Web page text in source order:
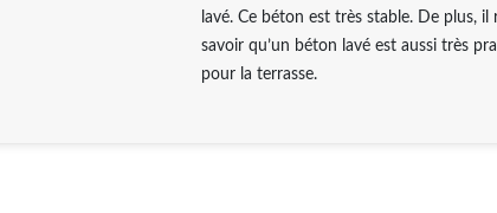
lavé. Ce béton est très stable. De plus,
savoir qu’un béton lavé est aussi très
pour la terrasse.